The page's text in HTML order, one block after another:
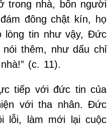
trong nhà, bốn người
đông chật kín, họ
lòng tin như vậy, Đức
nói thêm, như dấu chỉ
(c. 11).
tiếp với đức tin của
với tha nhân. Đức
lỗi, làm mới lại cuộc